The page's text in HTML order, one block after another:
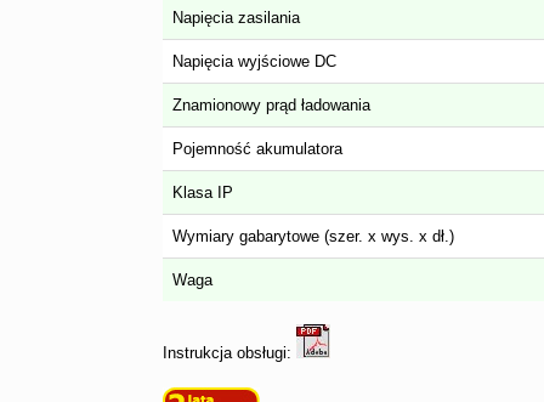
Napięcia zasilania
Napięcia wyjściowe DC
Znamionowy prąd ładowania
Pojemność akumulatora
Klasa IP
Wymiary gabarytowe (szer. x wys. x dł.)
Waga
Instrukcja obsługi: